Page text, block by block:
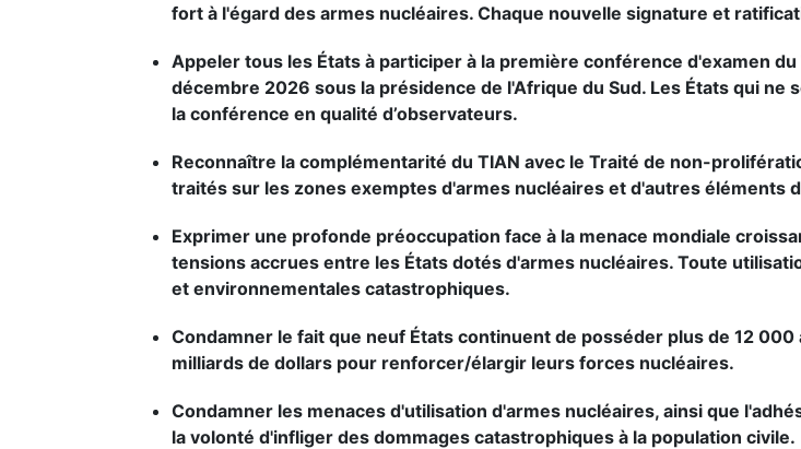
fort à l'égard des armes nucléaires. Chaque nouvelle signature et
Appeler tous les États à participer à la première conférence d'examen
décembre 2026 sous la présidence de l'Afrique du Sud. Les États qui
la conférence en qualité d’observateurs.
Reconnaître la complémentarité du TIAN avec le Traité de non-
traités sur les zones exemptes d'armes nucléaires et d'autres
Exprimer une profonde préoccupation face à la menace mondiale
tensions accrues entre les États dotés d'armes nucléaires. Toute
et environnementales catastrophiques.
Condamner le fait que neuf États continuent de posséder plus de 12
milliards de dollars pour renforcer/élargir leurs forces nucléaires.
Condamner les menaces d'utilisation d'armes nucléaires, ainsi que
la volonté d'infliger des dommages catastrophiques à la population civile.